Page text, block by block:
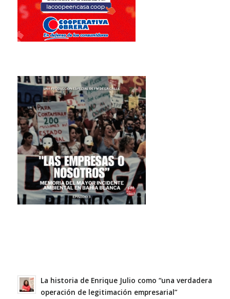
La historia de Enrique Julio como “una verdadera
operación de legitimación empresarial”